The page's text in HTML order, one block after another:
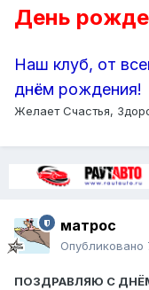
День
Наш клуб, от
днём рождения!
Желает Счастья,
матрос
Опубликовано
ПОЗДРАВЛЯЮ С